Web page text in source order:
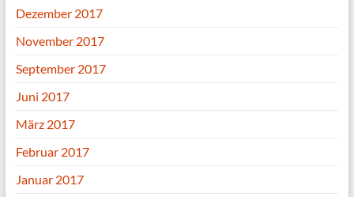
Dezember 2017
November 2017
September 2017
Juni 2017
März 2017
Februar 2017
Januar 2017